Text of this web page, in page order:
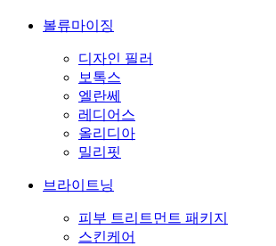
볼류마이징
디자인 필러
보톡스
엘란쎄
레디어스
올리디아
밀리핏
브라이트닝
피부 트리트먼트 패키지
스킨케어